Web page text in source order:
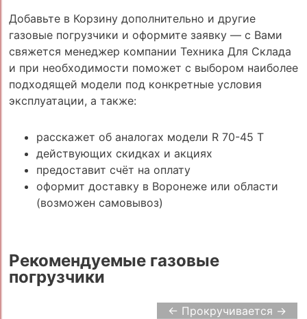
Добавьте в Корзину дополнительно и другие
газовые погрузчики и оформите заявку — с Вами
свяжется менеджер компании Техника Для Склада
и при необходимости поможет с выбором наиболее
подходящей модели под конкретные условия
эксплуатации, а также:
расскажет об аналогах модели R 70-45 T
действующих скидках и акциях
предоставит счёт на оплату
оформит доставку в Воронеже или области
(возможен самовывоз)
Рекомендуемые газовые
погрузчики
← Прокручивается →